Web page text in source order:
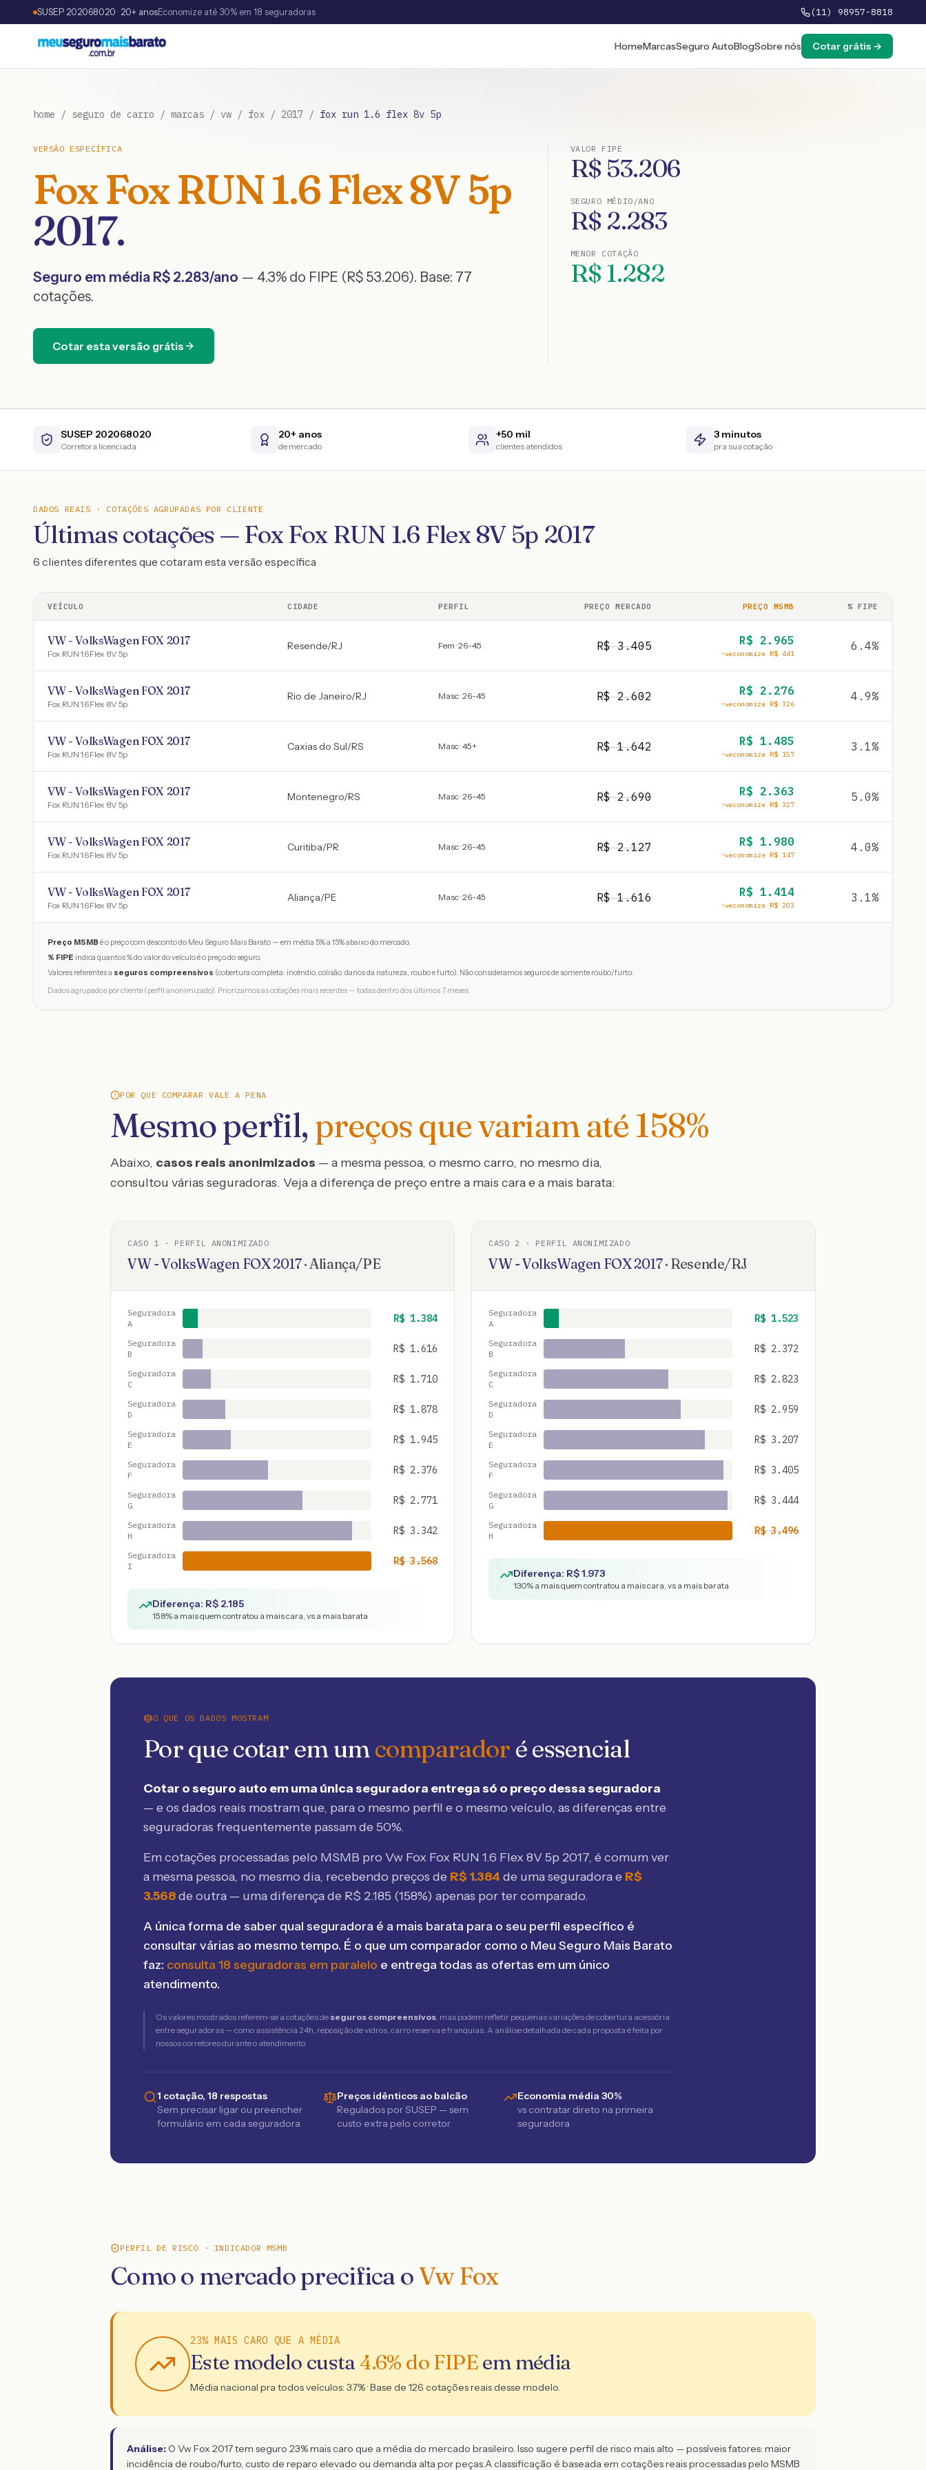
SUSEP 202068020 · 20+ anosEconomize até 30% em 18 seguradoras (11) 98957-8818
HomeMarcasSeguro AutoBlogSobre nós Cotar grátis →
home / seguro de carro / marcas / vw / fox / 2017 / fox run 1.6 flex 8v 5p
VERSÃO ESPECÍFICA
FoxFox RUN 1.6 Flex 8V 5p
2017.
Seguro em média R$ 2.283/ano — 4.3% do FIPE (R$ 53.206). Base: 77
cotações.
Cotar esta versão grátis
VALOR FIPE
R$ 53.206
SEGURO MÉDIO/ANO
R$ 2.283
MENOR COTAÇÃO
R$ 1.282
SUSEP 202068020
Corretora licenciada
20+ anos
de mercado
+50 mil
clientes atendidos
3 minutos
pra sua cotação
DADOS REAIS · COTAÇÕES AGRUPADAS POR CLIENTE
Últimas cotações — Fox Fox RUN 1.6 Flex 8V 5p 2017
6 clientes diferentes que cotaram esta versão específica
VEÍCULO CIDADE PERFIL PREÇO MERCADO PREÇO MSMB % FIPE
VW - VolksWagen FOX 2017
Fox RUN 1.6 Flex 8V 5p
Resende/RJ Fem · 26-45 R$3.405 R$ 2.965
economize R$ 441
6.4%
VW - VolksWagen FOX 2017
Fox RUN 1.6 Flex 8V 5p
Rio de Janeiro/RJ Masc · 26-45 R$2.602 R$ 2.276
economize R$ 326
4.9%
VW - VolksWagen FOX 2017
Fox RUN 1.6 Flex 8V 5p
Caxias do Sul/RS Masc · 45+ R$1.642 R$ 1.485
economize R$ 157
3.1%
VW - VolksWagen FOX 2017
Fox RUN 1.6 Flex 8V 5p
Montenegro/RS Masc · 26-45 R$2.690 R$ 2.363
economize R$ 327
5.0%
VW - VolksWagen FOX 2017
Fox RUN 1.6 Flex 8V 5p
Curitiba/PR Masc · 26-45 R$2.127 R$ 1.980
economize R$ 147
4.0%
VW - VolksWagen FOX 2017
Fox RUN 1.6 Flex 8V 5p
Aliança/PE Masc · 26-45 R$1.616 R$ 1.414
economize R$ 203
3.1%
Preço MSMB é o preço com desconto do Meu Seguro Mais Barato — em média 5% a 15% abaixo do mercado.
% FIPE indica quantos % do valor do veículo é o preço do seguro.
Valores referentes a seguros compreensivos (cobertura completa: incêndio, colisão, danos da natureza, roubo e furto). Não consideramos seguros de somente roubo/furto.
Dados agrupados por cliente (perfil anonimizado). Priorizamos as cotações mais recentes — todas dentro dos últimos 7 meses.
POR QUE COMPARAR VALE A PENA
Mesmo perfil, preços que variam até 158%
Abaixo, casos reais anonimizados — a mesma pessoa, o mesmo carro, no mesmo dia,
consultou várias seguradoras. Veja a diferença de preço entre a mais cara e a mais barata:
CASO 1 · PERFIL ANONIMIZADO
VW - VolksWagen FOX2017·Aliança/PE
Seguradora
A
R$ 1.384
Seguradora
B
R$ 1.616
Seguradora
C
R$ 1.710
Seguradora
D
R$ 1.878
Seguradora
E
R$ 1.945
Seguradora
F
R$ 2.376
Seguradora
G
R$ 2.771
Seguradora
H
R$ 3.342
Seguradora
I
R$3.568
Diferença: R$ 2.185
158% a mais quem contratou a mais cara, vs a mais barata
CASO 2 · PERFIL ANONIMIZADO
VW - VolksWagen FOX2017· Resende/RJ
Seguradora
A
R$ 1.523
Seguradora
B
R$ 2.372
Seguradora
C
R$ 2.823
Seguradora
D
R$ 2.959
Seguradora
E
R$ 3.207
Seguradora
F
R$ 3.405
Seguradora
G
R$ 3.444
Seguradora
H
R$3.496
Diferença: R$1.973
130% a mais quem contratou a mais cara, vs a mais barata
O QUE OS DADOS MOSTRAM
Por que cotar em umcomparador é essencial
Cotar o seguro auto em uma única seguradora entrega só o preço dessa seguradora
— e os dados reais mostram que, para o mesmo perfil e o mesmo veículo, as diferenças entre
seguradoras frequentemente passam de 50%.
Em cotações processadas pelo MSMB pro Vw Fox Fox RUN 1.6 Flex 8V 5p 2017, é comum ver
a mesma pessoa, no mesmo dia, recebendo preços de R$ 1.384 de uma seguradora e R$
3.568de outra — uma diferença de R$ 2.185 (158%) apenas por ter comparado.
A única forma de saber qual seguradora é a mais barata para o seu perfil específico é
consultar várias ao mesmo tempo. É o que um comparador como o Meu Seguro Mais Barato
faz: consulta 18 seguradoras em paralelo e entrega todas as ofertas em um único
atendimento.
Os valores mostrados referem-se a cotações de seguros compreensivos, mas podem refletir pequenas variações de cobertura acessória
entre seguradoras — como assistência 24h, reposição de vidros, carro reserva e franquias. A análise detalhada de cada proposta é feita por
nossos corretores durante o atendimento.
1 cotação, 18 respostas
Sem precisar ligar ou preencher
formulário em cada seguradora
Preços idênticos ao balcão
Regulados por SUSEP — sem
custo extra pelo corretor
Economia média 30%
vs contratar direto na primeira
seguradora
PERFIL DE RISCO · INDICADOR MSMB
Como o mercado precifica oVw Fox
23% MAIS CARO QUE A MÉDIA
Este modelo custa4.6% do FIPEem média
Média nacional pra todos veículos: 3.7% · Base de 126 cotações reais desse modelo.
Análise: O Vw Fox 2017 tem seguro 23% mais caro que a média do mercado brasileiro. Isso sugere perfil de risco mais alto — possíveis fatores: maior
incidência de roubo/furto, custo de reparo elevado ou demanda alta por peças.A classificação é baseada em cotações reais processadas pelo MSMB